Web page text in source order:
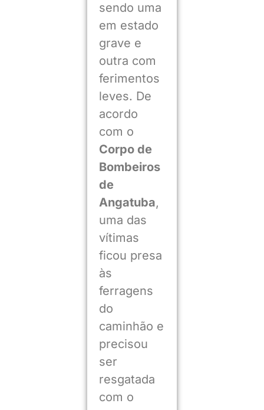
sendo uma
em estado
grave e
outra com
ferimentos
leves. De
acordo
com o
Corpo de
Bombeiros
de
Angatuba,
uma das
vítimas
ficou presa
às
ferragens
do
caminhão e
precisou
ser
resgatada
com o